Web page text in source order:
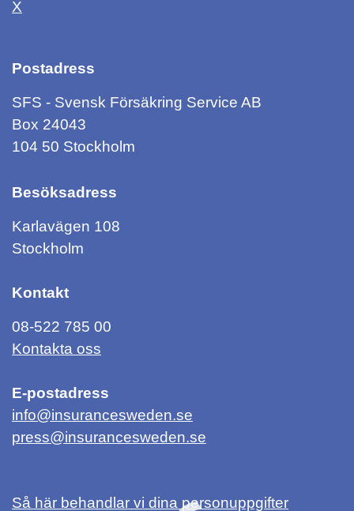
X
Postadress
SFS - Svensk Försäkring Service AB
Box 24043
104 50 Stockholm
Besöksadress
Karlavägen 108
Stockholm
Kontakt
08-522 785 00
Kontakta oss
E-postadress
info@insurancesweden.se
press@insurancesweden.se
Så här behandlar vi dina personuppgifter